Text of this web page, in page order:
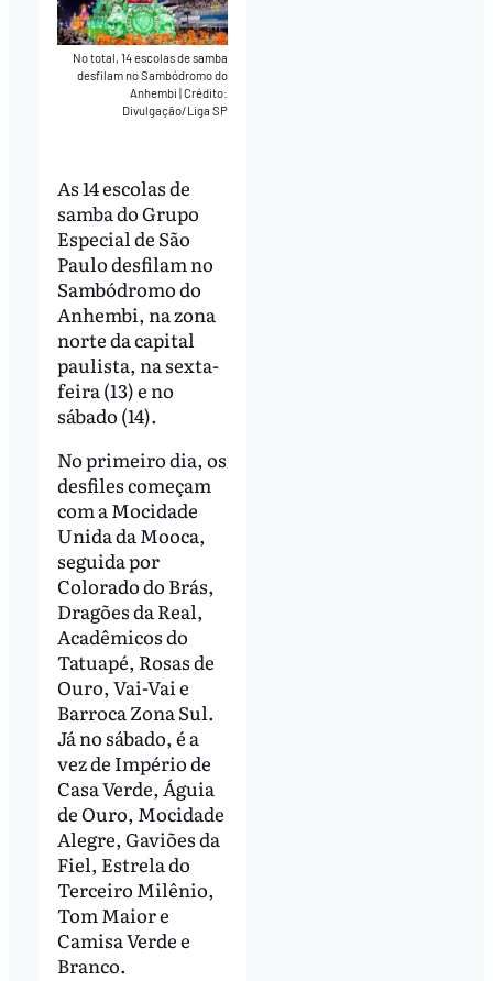
No total, 14 escolas de samba
desfilam no Sambódromo do
Anhembi|Crédito:
Divulgação/Liga SP
As 14 escolas de
samba do Grupo
Especial de São
Paulo desfilam no
Sambódromo do
Anhembi, na zona
norte da capital
paulista, na sexta-
feira (13) e no
sábado (14).
No primeiro dia, os
desfiles começam
com a Mocidade
Unida da Mooca,
seguida por
Colorado do Brás,
Dragões da Real,
Acadêmicos do
Tatuapé, Rosas de
Ouro, Vai-Vai e
Barroca Zona Sul.
Já no sábado, é a
vez de Império de
Casa Verde, Águia
de Ouro, Mocidade
Alegre, Gaviões da
Fiel, Estrela do
Terceiro Milênio,
Tom Maior e
Camisa Verde e
Branco.